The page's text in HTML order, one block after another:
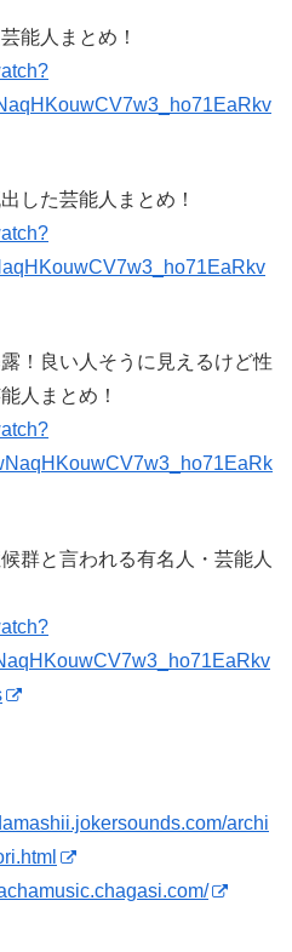
能人まとめ！
した芸能人まとめ！
！良い人そうに見えるけど性
人まとめ！
群と言われる有名人・芸能人
archi